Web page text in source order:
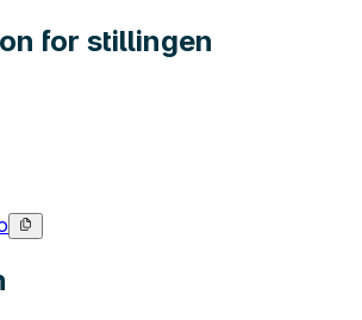
for stillingen